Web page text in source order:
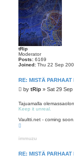
tRip
Moderator
Posts: 6169
Joined: Thu 22 Sep
RE: MISTÄ PARHAAT
P
s
t
by tRip » Sat 29 Sep
Tajuamalla
Keep it unreal.
Vaultti.net - coming soon..
immuzu
RE: MISTÄ PARHAAT